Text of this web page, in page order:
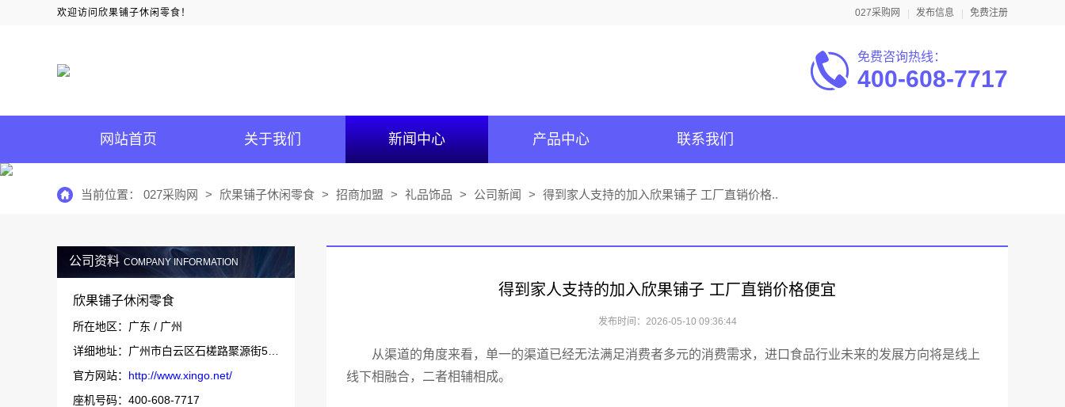
欢迎访问欣果铺子休闲零食！ 027采购网 发布信息 免费注册
免费咨询热线：
400-608-7717
网站首页 关于我们 新闻中心 产品中心 联系我们
当前位置： 027采购网 > 欣果铺子休闲零食 > 招商加盟 > 礼品饰品 > 公司新闻 > 得到家人支持的加入欣果铺子 工厂直销价格..
公司资料 COMPANY INFORMATION
欣果铺子休闲零食
所在地区：广东 / 广州
官方网站： http://www.xingo.net/
座机号码：400-608-7717
得到家人支持的加入欣果铺子 工厂直销价格便宜
发布时间：2026-05-10 09:36:44
从渠道的角度来看，单一的渠道已经无法满足消费者多元的消费需求，进口食品行业未来的发展方向将是线上
线下相融合，二者相辅相成。